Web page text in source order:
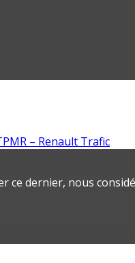
– Renault Trafic
ce dernier, nous